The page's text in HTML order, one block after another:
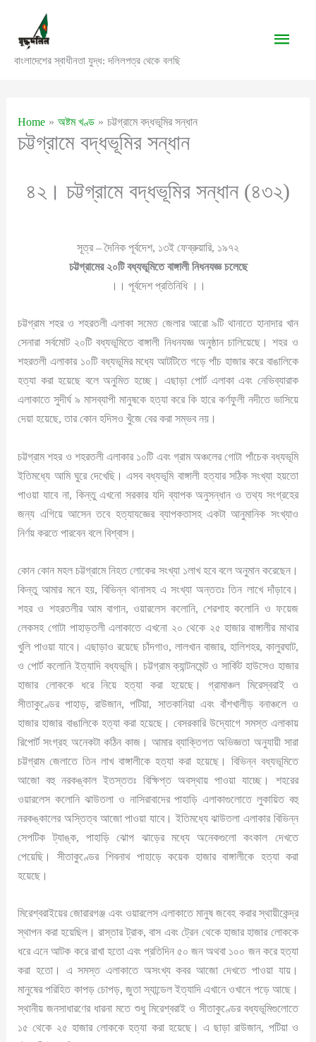
content
বাংলাদেশের স্বাধীনতা যুদ্ধ: দলিলপত্র থেকে বলছি
Main
Home অষ্টম খণ্ড চট্টগ্রামে বদ্ধভূমির সন্ধান
চট্টগ্রামে বদ্ধভূমির সন্ধান
৪২। চট্টগ্রামে বদ্ধভূমির সন্ধান (৪৩২)
সূত্র – দৈনিক পূর্বদেশ, ১৩ই ফেব্রুয়ারি, ১৯৭২
চট্টগ্রামের ২০টি বধ্যভূমিতে বাঙ্গালী নিধনযজ্ঞ চলেছে
।। পূর্বদেশ প্রতিনিধি ।।
চট্টগ্রাম শহর ও শহরতলী এলাকা সমেত জেলার আরো ৯টি থানাতে হানাদার খান
সেনারা সর্বমোট ২০টি বধ্যভূমিতে বাঙ্গালী নিধনযজ্ঞ অনুষ্ঠান চালিয়েছে। শহর ও
শহরতলী এলাকার ১০টি বধ্যভূমির মধ্যে আটটিতে গড়ে পাঁচ হাজার করে বাঙালিকে
হত্যা করা হয়েছে বলে অনুমিত হচ্ছে। এছাড়া পোর্ট এলাকা এবং নেভিব্যারাক
এলাকাতে সুদীর্ঘ ৯ মাসব্যাপী মানুষকে হত্যা করে কি হারে কর্ণফুলী নদীতে ভাসিয়ে
দেয়া হয়েছে, তার কোন হদিসও খুঁজে বের করা সম্ভব নয়।
চট্টগ্রাম শহর ও শহরতলী এলাকার ১০টি এবং গ্রাম অঞ্চলের গোটা পাঁচেক বধ্যভূমি
ইতিমধ্যে আমি ঘুরে দেখেছি। এসব বধ্যভূমি বাঙ্গালী হত্যার সঠিক সংখ্যা হয়তো
পাওয়া যাবে না, কিন্তু এখনো সরকার যদি ব্যাপক অনুসন্ধান ও তথ্য সংগ্রহের
জন্য এগিয়ে আসেন তবে হত্যাযজ্ঞের ব্যাপকতাসহ একটা আনুমানিক সংখ্যাও
নির্ণয় করতে পারবেন বলে বিশ্বাস।
কোন কোন মহল চট্টগ্রামে নিহত লোকের সংখ্যা ১লাখ হবে বলে অনুমান করেছেন।
কিন্তু আমার মনে হয়, বিভিন্ন থানাসহ এ সংখ্যা অন্ততঃ তিন লাখে দাঁড়াবে।
শহর ও শহরতলীর আম বাগান, ওয়ারলেস কলোনি, শেরশাহ কলোনি ও ফয়েজ
লেকসহ গোটা পাহাড়তলী এলাকাতে এখনো ২০ থেকে ২৫ হাজার বাঙ্গালীর মাথার
খুলি পাওয়া যাবে। এছাড়াও রয়েছে চাঁদগাও, লালখান বাজার, হালিশহর, কালুরঘাট,
ও পোর্ট কলোনি ইত্যাদি বধ্যভূমি। চট্টগ্রাম ক্যান্টনমেন্ট ও সার্কিট হাউসেও হাজার
হাজার লোককে ধরে নিয়ে হত্যা করা হয়েছে। গ্রামাঞ্চল মিরেস্বরাই ও
সীতাকুণ্ডের পাহাড়, রাউজান, পটিয়া, সাতকানিয়া এবং বাঁশখালীড় বনাঞ্চলে ও
হাজার হাজার বাঙালিকে হত্যা করা হয়েছে। বেসরকারি উদ্যোগে সমস্ত এলাকায়
রিপোর্ট সংগ্রহ অনেকটা কঠিন কাজ। আমার ব্যাক্তিগত অভিজ্ঞতা অনুযায়ী সারা
চট্টগ্রাম জেলাতে তিন লাখ বাঙ্গালীকে হত্যা করা হয়েছে। বিভিন্ন বধ্যভূমিতে
আজো বহু নরকঙ্কাল ইতস্ততঃ বিক্ষিপ্ত অবস্থায় পাওয়া যাচ্ছে। শহরের
ওয়ারলেস কলোনি ঝাউতলা ও নাসিরাবাদের পাহাড়ি এলাকাগুলোতে লুকায়িত বহু
নরকঙ্কালের অস্তিত্ব আজো পাওয়া যাবে। ইতিমধ্যে ঝাউতলা এলাকার বিভিন্ন
সেপটিক ট্যাঙ্ক, পাহাড়ি ঝোপ ঝাড়ের মধ্যে অনেকগুলো কংকাল দেখতে
পেয়েছি। সীতাকুণ্ডের শিবনাথ পাহাড়ে কয়েক হাজার বাঙ্গালীকে হত্যা করা
হয়েছে।
মিরেশ্বরাইয়ের জোরারগঞ্জ এবং ওয়ারলেস এলাকাতে মানুষ জবেহ করার স্থায়ীকেন্দ্র
স্থাপন করা হয়েছিল। রাস্তার ট্রাক, বাস এবং ট্রেন থেকে হাজার হাজার লোককে
ধরে এনে আটক করে রাখা হতো এবং প্রতিদিন ৫০ জন অথবা ১০০ জন করে হত্যা
করা হতো। এ সমস্ত এলাকাতে অসংখ্য কবর আজো দেখতে পাওয়া যায়।
মানুষের পরিহিত কাপড় চোপড়, জুতা স্যান্ডেল ইত্যাদি এখানে ওখানে পড়ে আছে।
স্থানীয় জনসাধারণের ধারনা মতে শুধু মিরেশ্বরাই ও সীতাকুণ্ডের বধ্যভূমিগুলোতে
১৫ থেকে ২৫ হাজার লোককে হত্যা করা হয়েছে। এ ছাড়া রাউজান, পটিয়া ও